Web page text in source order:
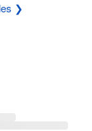
❯